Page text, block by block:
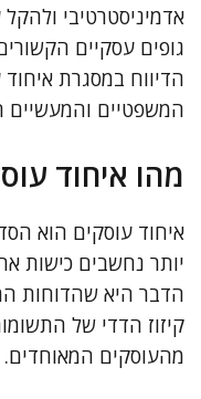
אדמיניסטרטיבי
גופים עסקיים
הדיווח במסגרת
המשפטיים והמעשיים
מהו איחוד
איחוד עוסקים הוא
יותר נחשבים כישות
הדבר היא שהדוחות
קיזוז הדדי של
מהעוסקים המאוחדים.